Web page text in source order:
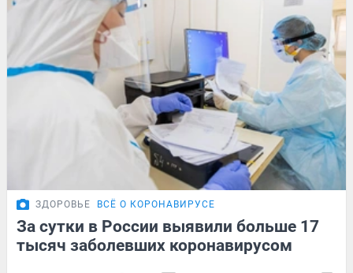
ЗДОРОВЬЕ ВСЁ О КОРОНАВИРУСЕ
За сутки в России выявили больше 17
тысяч заболевших коронавирусом